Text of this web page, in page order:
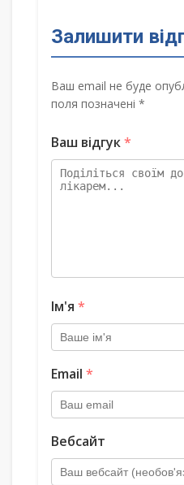
Залишити
Ваш email не буде
поля позначені *
Ваш відгук*
Ім'я *
Email *
Вебсайт